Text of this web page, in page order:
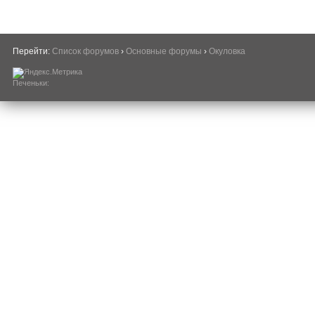
Перейти: Список форумов › Основные форумы › Окуловка
Печеньки: